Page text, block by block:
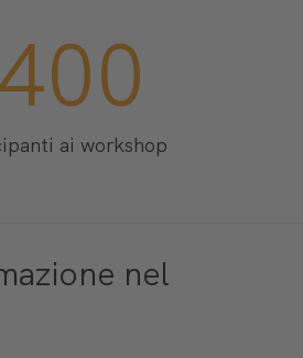
ai workshop
nel